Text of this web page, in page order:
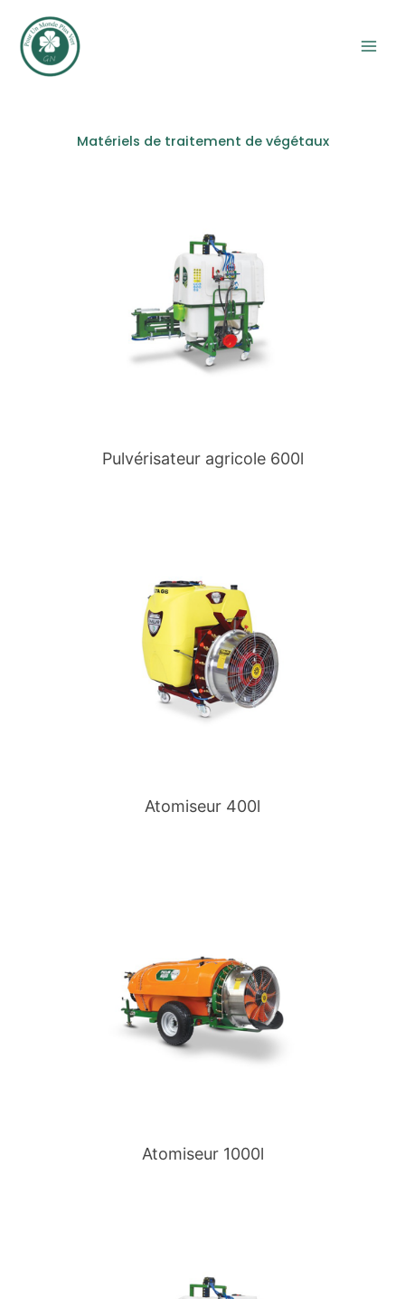
contenu
Matériels de traitement de végétaux
Pulvérisateur agricole 600l
Atomiseur 400l
Atomiseur 1000l